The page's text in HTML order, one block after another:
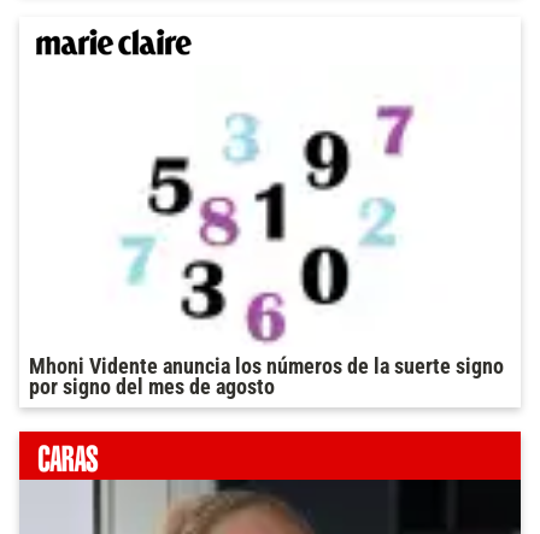
Mhoni Vidente anuncia los números de la suerte signo
por signo del mes de agosto